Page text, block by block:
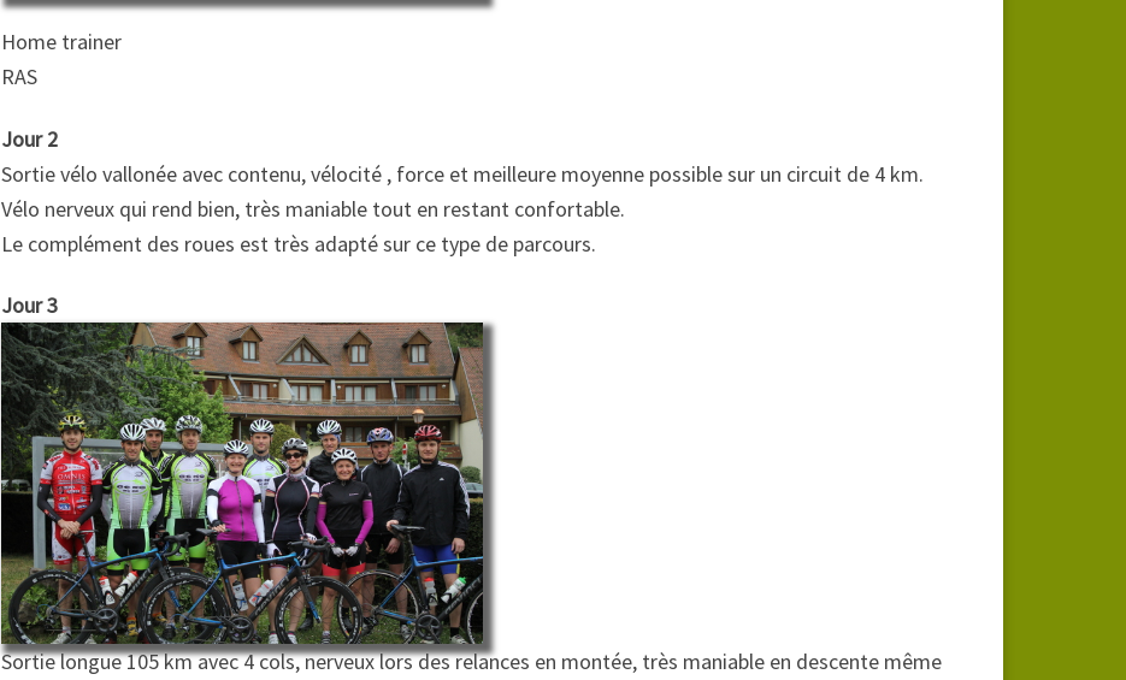
Home trainer
RAS
Jour 2
Sortie vélo vallonée avec contenu, vélocité , force et meilleure moyenne possible sur un circuit de 4 km.
Vélo nerveux qui rend bien, très maniable tout en restant confortable.
Le complément des roues est très adapté sur ce type de parcours.
Jour 3
Sortie longue 105 km avec 4 cols, nerveux lors des relances en montée, très maniable en descente même